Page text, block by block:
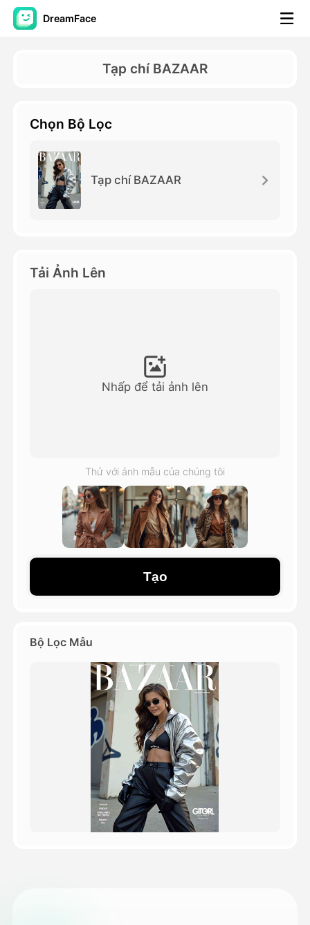
DreamFace
Công cụ trí tuệ nhân tạo
AI Video
Hình ảnh AI
Các công cụ khác
Xem tất cả mẫu
Blog
Tạp chí BAZAAR
Chọn Bộ Lọc
Tạp chí BAZAAR
Tải Ảnh Lên
Nhấp để tải ảnh lên
Thử với ảnh mẫu của chúng tôi
Tạo
Bộ Lọc Mẫu